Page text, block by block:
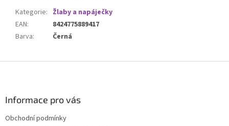
Kategorie: Žlaby a napáječky
EAN:
8424775889417
Barva: Černá
Informace pro vás
Obchodní podmínky